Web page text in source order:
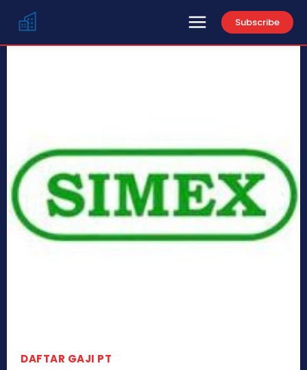
Subscribe
DAFTAR GAJI PT